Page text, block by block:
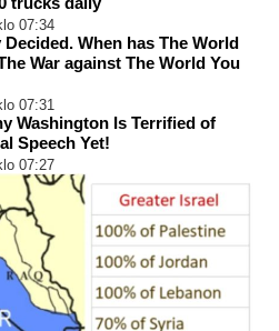
07:34
When has The World
War against The World You
07:31
Washington Is Terrified of
Speech Yet!
07:27